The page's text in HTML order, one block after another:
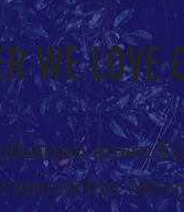
WE LOVE
einen